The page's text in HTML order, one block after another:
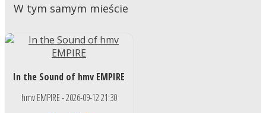
W tym samym mieście
In the Sound of hmv EMPIRE
hmv EMPIRE - 2026-09-12 21:30